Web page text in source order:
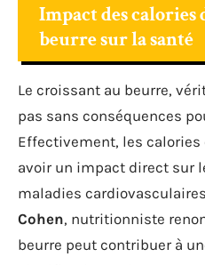
Impact des calories
beurre sur la santé
Le croissant au beurre,
pas sans conséquences
Effectivement, les
avoir un impact direct sur
maladies
Cohen, nutritionniste
beurre peut contribuer à